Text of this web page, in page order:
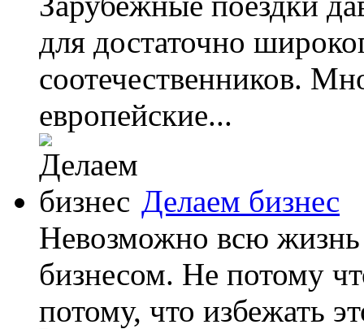
для достаточно
соотечественников.
европейские...
Делаем бизнес
Невозможно всю жизнь
бизнесом. Не потому
потому, что избежать